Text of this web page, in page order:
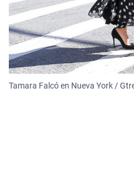
Tamara Falcó en Nueva York /